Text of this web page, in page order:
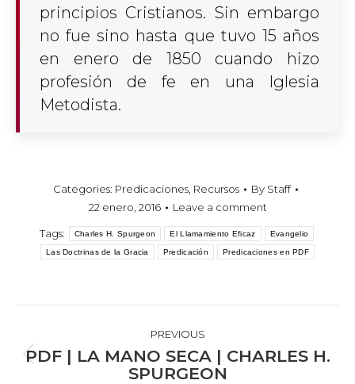
principios Cristianos. Sin embargo
no fue sino hasta que tuvo 15 años
en enero de 1850 cuando hizo
profesión de fe en una Iglesia
Metodista.
Categories: Predicaciones, Recursos By Staff
22 enero, 2016
Leave a comment
Tags: Charles H. Spurgeon El Llamamiento Eficaz Evangelio
Las Doctrinas de la Gracia Predicación Predicaciones en PDF
NAVIGATIONPREVIOUS
Previous
PDF | LA MANO SECA | CHARLES H.
SPURGEON